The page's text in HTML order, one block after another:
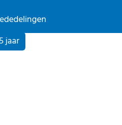
jaar